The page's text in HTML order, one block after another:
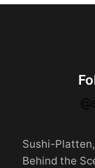
Sushi-
Behind the